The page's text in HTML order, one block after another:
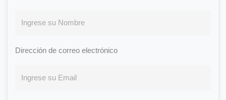
Dirección de correo electrónico